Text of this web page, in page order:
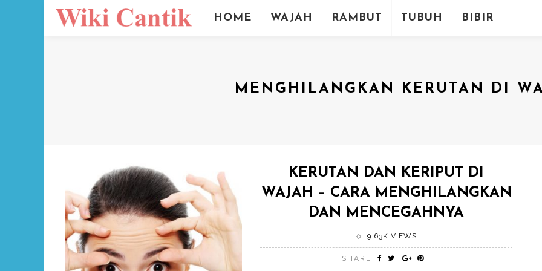
HOME WAJAH RAMBUT TUBUH BIBIR
MENGHILANGKAN KERUTAN DI
KERUTAN DAN KERIPUT DI
WAJAH – CARA MENGHILANGKAN
DAN MENCEGAHNYA
9.63K VIEWS
SHARE